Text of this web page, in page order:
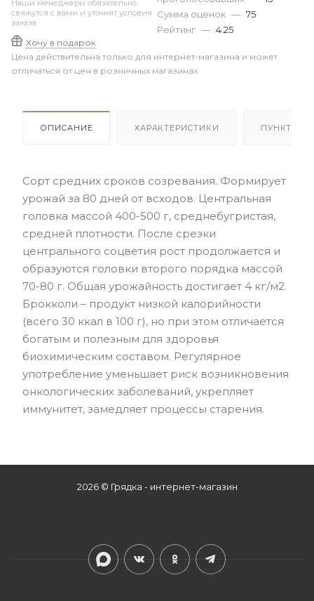
Наши менеджеры обязательно
свяжутся с вами и уточнят условия
заказа
Хочу в подарок
Сумма оценок — 75
Рейтинг — 4.25
Цена действительна только для интернет-магазина и может
отличаться от цен в розничных магазинах
ОПИСАНИЕ ХАРАКТЕРИСТИКИ ПУНКТЫ
Cорт средних сроков созревания. Формирует
урожай за 80 дней от всходов. Центральная
головка массой 400-500 г, среднебугристая,
средней плотности. После срезки
центрального соцветия рост продолжается и
образуются головки второго порядка массой
70-80 г. Общая урожайность достигает 4 кг/м2.
Брокколи – продукт низкой калорийности
(всего 30 ккал в 100 г), но при этом отличается
богатым и полезным для здоровья
биохимическим составом. Регулярное
употребление уменьшает риск возникновения
онкологических заболеваний, укрепляет
иммунитет, замедляет процессы старения.
2026 © Грядка - интернет-магазин